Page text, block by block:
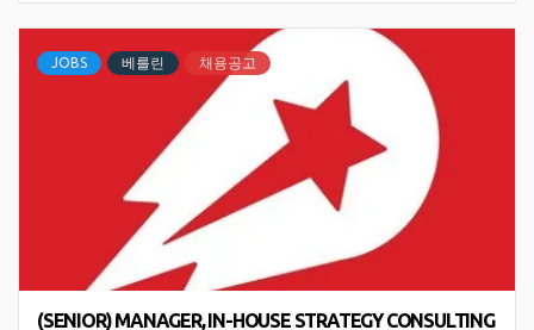
JOBS 베를린 채용공고
(SENIOR) MANAGER, IN-HOUSE STRATEGY CONSULTING